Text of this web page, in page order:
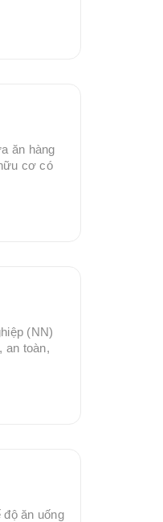
ăn hàng
cơ có
(NN)
an toàn,
ăn uống